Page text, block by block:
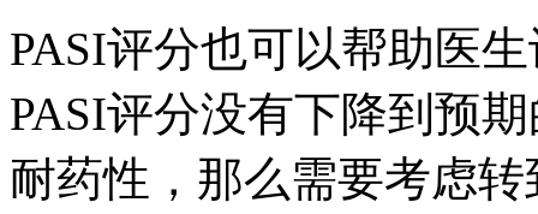
PASI评分也可以帮助医
PASI评分没有下降到预
耐药性，那么需要考虑